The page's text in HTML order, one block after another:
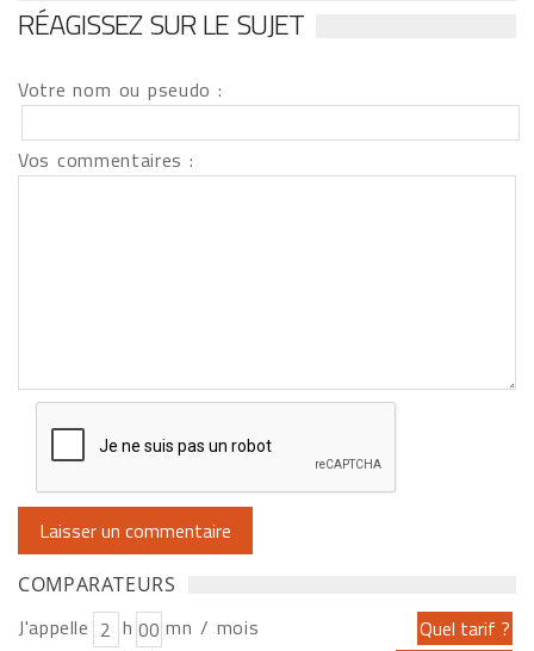
RÉAGISSEZ SUR LE SUJET
Votre nom ou pseudo :
Vos commentaires :
COMPARATEURS
J'appelle h
mn / mois